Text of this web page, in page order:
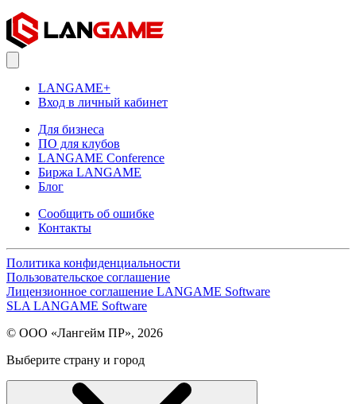
LANGAME+
Вход в личный кабинет
Для бизнеса
ПО для клубов
LANGAME Conference
Биржа LANGAME
Блог
Сообщить об ошибке
Контакты
Политика конфиденциальности
Пользовательское соглашение
Лицензионное соглашение LANGAME Software
SLA LANGAME Software
© ООО «Лангейм ПР», 2026
Выберите страну и город